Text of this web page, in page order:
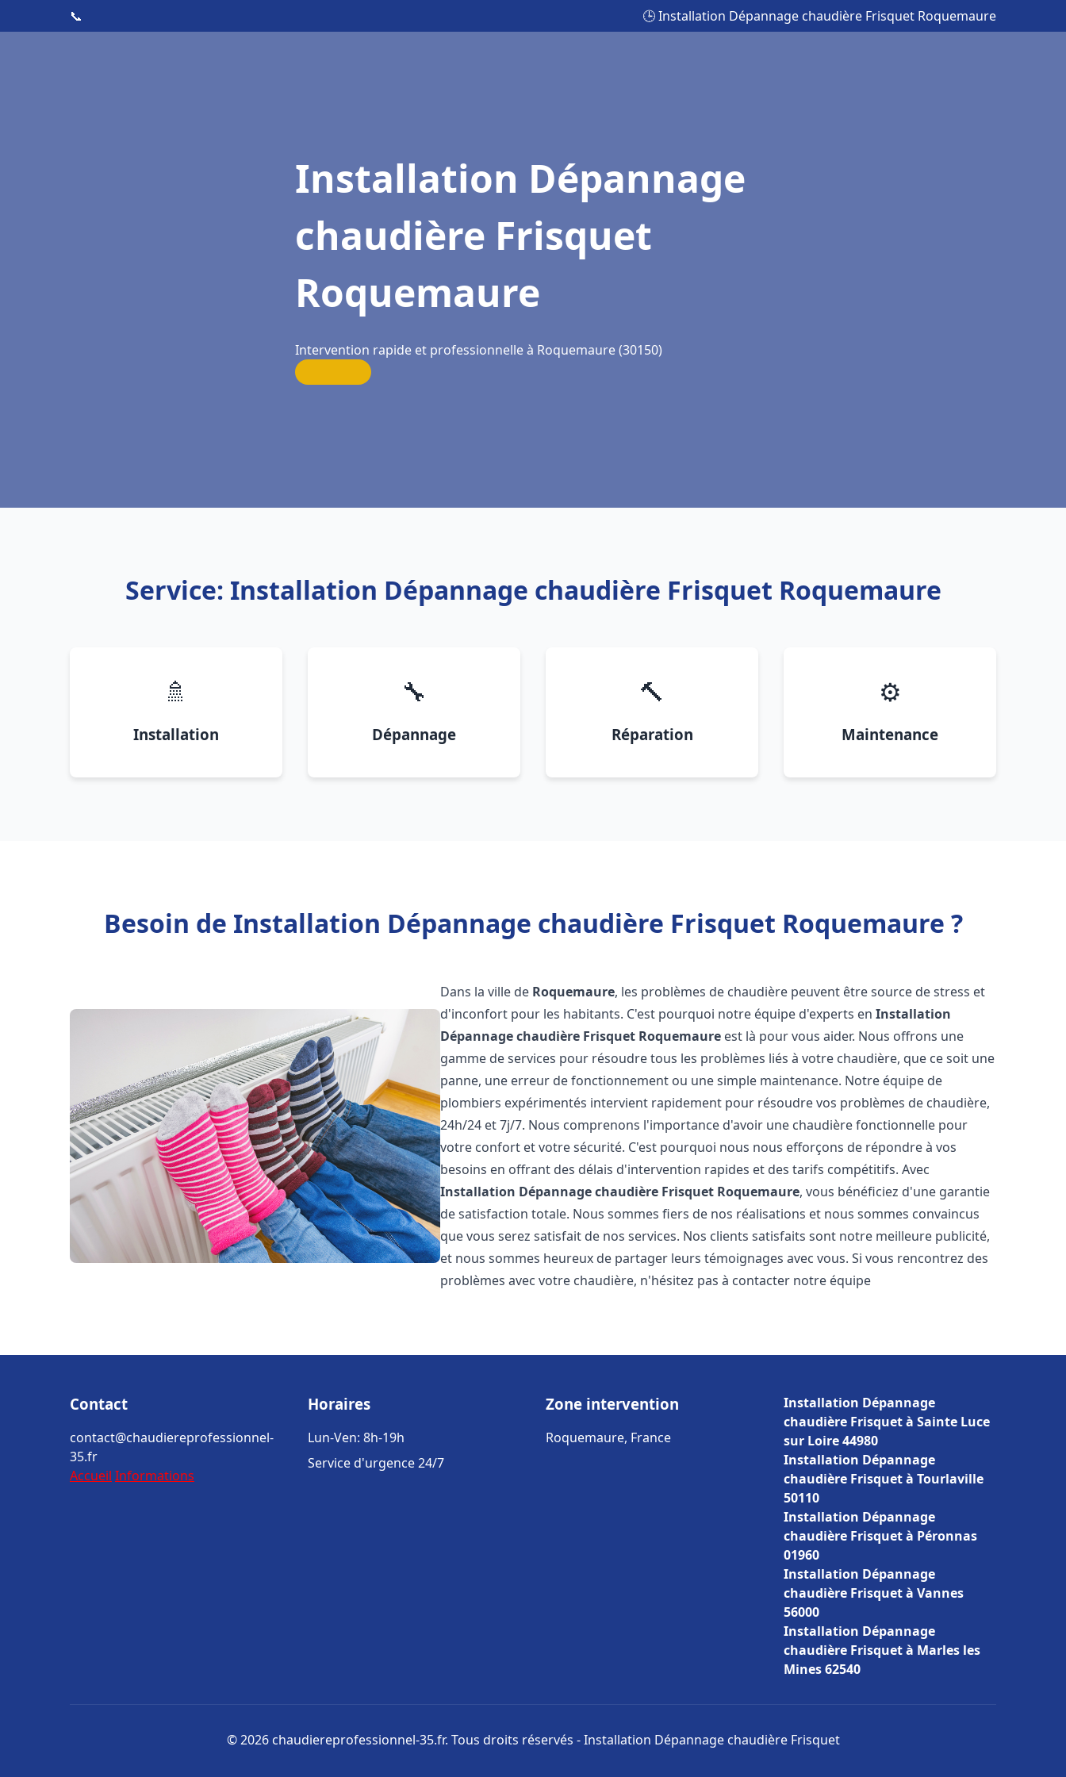
📞 🕒 Installation Dépannage chaudière Frisquet Roquemaure
Installation Dépannage
chaudière Frisquet
Roquemaure
Intervention rapide et professionnelle à Roquemaure (30150)
Service: Installation Dépannage chaudière Frisquet Roquemaure
🚿
Installation
🔧
Dépannage
🔨
Réparation
⚙️
Maintenance
Besoin de Installation Dépannage chaudière Frisquet Roquemaure ?
Dans la ville de Roquemaure, les problèmes de chaudière peuvent être source de stress et
d'inconfort pour les habitants. C'est pourquoi notre équipe d'experts enInstallation
Dépannage chaudière Frisquet Roquemaure est là pour vous aider. Nous offrons une
gamme de services pour résoudre tous les problèmes liés à votre chaudière, que ce soit une
panne, une erreur de fonctionnement ou une simple maintenance. Notre équipe de
plombiers expérimentés intervient rapidement pour résoudre vos problèmes de chaudière,
24h/24 et 7j/7. Nous comprenons l'importance d'avoir une chaudière fonctionnelle pour
votre confort et votre sécurité. C'est pourquoi nous nous efforçons de répondre à vos
besoins en offrant des délais d'intervention rapides et des tarifs compétitifs. Avec
Installation Dépannage chaudière Frisquet Roquemaure, vous bénéficiez d'une garantie
de satisfaction totale. Nous sommes fiers de nos réalisations et nous sommes convaincus
que vous serez satisfait de nos services. Nos clients satisfaits sont notre meilleure publicité,
et nous sommes heureux de partager leurs témoignages avec vous. Si vous rencontrez des
problèmes avec votre chaudière, n'hésitez pas à contacter notre équipe
Contact
contact@chaudiereprofessionnel-
35.fr
Accueil Informations
Horaires
Lun-Ven: 8h-19h
Service d'urgence 24/7
Zone intervention
Roquemaure, France
Installation Dépannage
chaudière Frisquet à Sainte Luce
sur Loire 44980
Installation Dépannage
chaudière Frisquet à Tourlaville
50110
Installation Dépannage
chaudière Frisquet à Péronnas
01960
Installation Dépannage
chaudière Frisquet à Vannes
56000
Installation Dépannage
chaudière Frisquet à Marles les
Mines 62540
© 2026 chaudiereprofessionnel-35.fr. Tous droits réservés - Installation Dépannage chaudière Frisquet